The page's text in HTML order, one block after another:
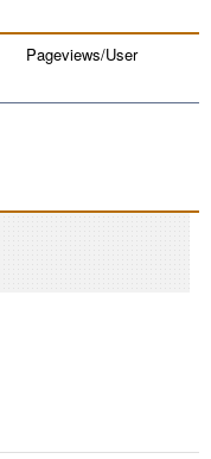
Pageviews/User